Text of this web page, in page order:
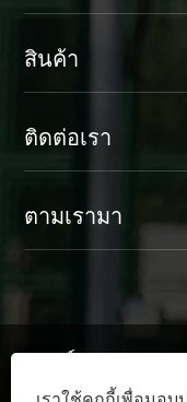
สินค้า
ติดต่อเรา
ตามเรามา
ลิขสิทธิ์© 2025
Co., Ltd. สงวนลิขสิ